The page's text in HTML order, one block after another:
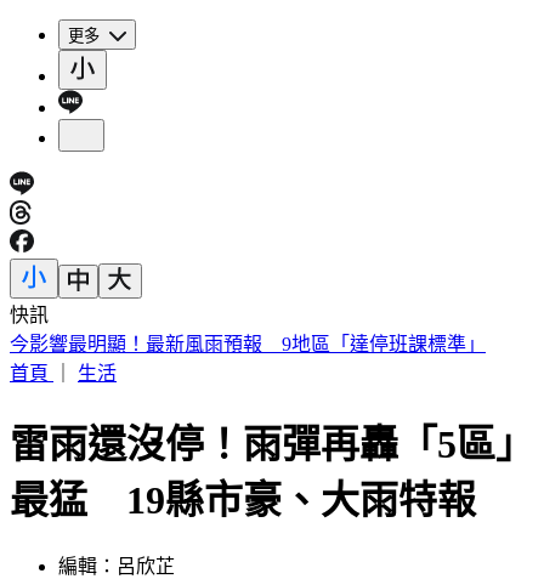
更多
快訊
白海豚雨彈狂甩！12縣市大雨特報 這地區「下到發紅」
首頁
生活
雷雨還沒停！雨彈再轟「5區」
最猛 19縣市豪、大雨特報
編輯：呂欣芷